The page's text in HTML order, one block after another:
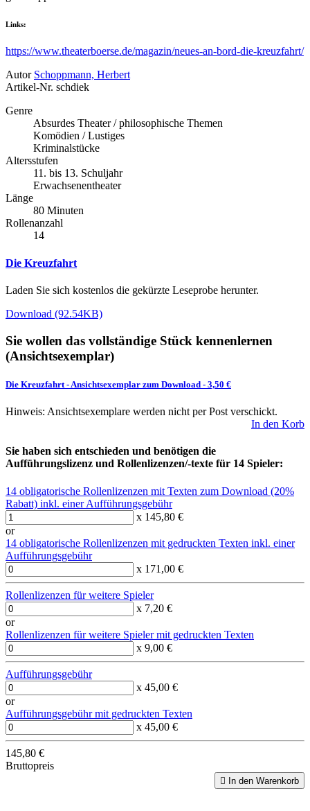
Links:
https://www.theaterboerse.de/magazin/neues-an-bord-die-kreuzfahrt/
Autor Schoppmann, Herbert
Artikel-Nr. schdiek
Genre
Absurdes Theater / philosophische Themen
Komödien / Lustiges
Kriminalstücke
Altersstufen
11. bis 13. Schuljahr
Erwachsenentheater
Länge
80 Minuten
Rollenanzahl
14
Die Kreuzfahrt
Laden Sie sich kostenlos die gekürzte Leseprobe herunter.
Download (92.54KB)
Sie wollen das vollständige Stück kennenlernen
(Ansichtsexemplar)
Die Kreuzfahrt - Ansichtsexemplar zum Download - 3,50 €
Hinweis: Ansichtsexemplare werden nicht per Post verschickt.
In den Korb
Sie haben sich entschieden und benötigen die
Aufführungslizenz und Rollenlizenzen/-texte für 14 Spieler:
14 obligatorische Rollenlizenzen mit Texten zum Download (20%
Rabatt) inkl. einer Aufführungsgebühr
x 145,80 €
or
14 obligatorische Rollenlizenzen mit gedruckten Texten inkl. einer
Aufführungsgebühr
x 171,00 €
Rollenlizenzen für weitere Spieler
x 7,20 €
or
Rollenlizenzen für weitere Spieler mit gedruckten Texten
x 9,00 €
Aufführungsgebühr
x 45,00 €
or
Aufführungsgebühr mit gedruckten Texten
x 45,00 €
145,80 €
Bruttopreis
 In den Warenkorb